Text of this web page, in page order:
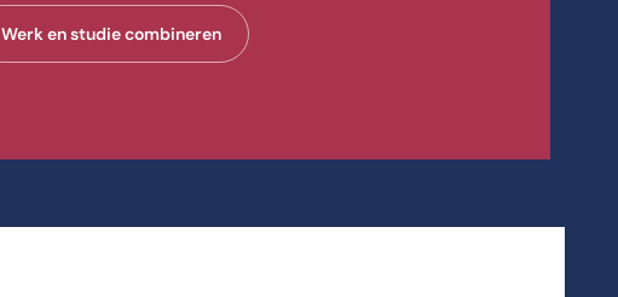
Werk en studie combineren